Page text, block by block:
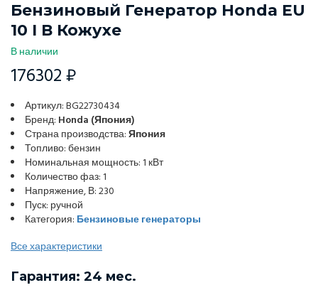
Бензиновый Генератор Honda EU
10 I В Кожухе
В наличии
176302 ₽
Артикул: BG22730434
Бренд: Honda (Япония)
Страна производства:Япония
Топливо: бензин
Номинальная мощность: 1 кВт
Количество фаз: 1
Напряжение, В: 230
Пуск: ручной
Категория: Бензиновые генераторы
Все характеристики
Гарантия: 24 мес.